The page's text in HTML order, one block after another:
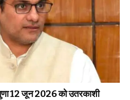
12 जून 2026 को उतरकाशी